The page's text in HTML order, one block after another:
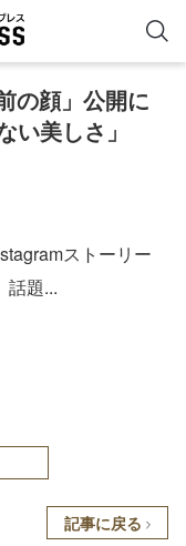
の顔」公開に
い美しさ」
ストーリー
話題...
記事に戻る